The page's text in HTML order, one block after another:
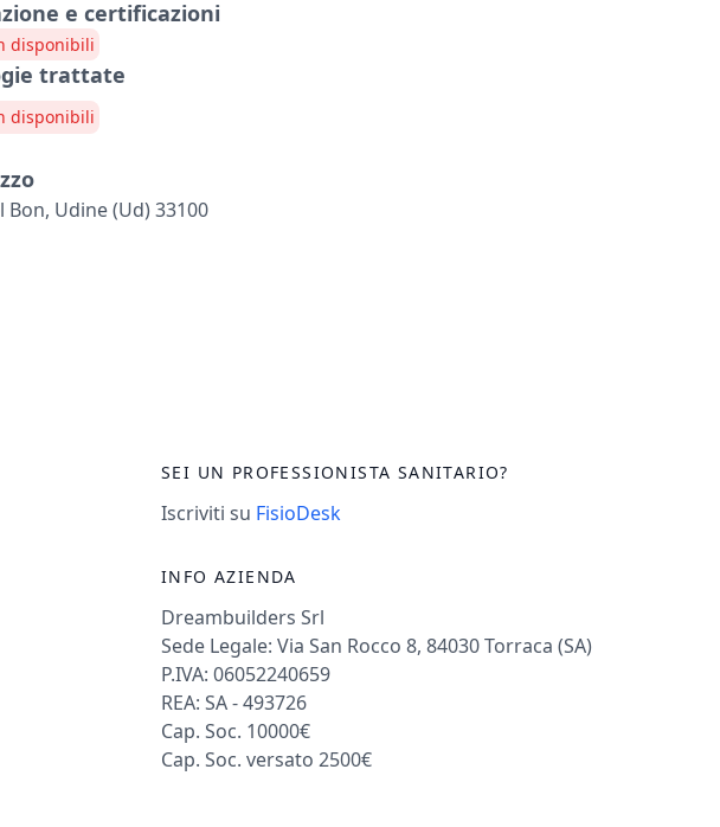
e certificazioni
disponibili
trattate
disponibili
Bon, Udine (ud) 33100
SEI UN PROFESSIONISTA SANITARIO?
Iscriviti su FisioDesk
INFO AZIENDA
Dreambuilders Srl
Sede Legale: Via San Rocco 8, 84030 Torraca (SA)
P.IVA: 06052240659
REA: SA - 493726
Cap. Soc. 10000€
Cap. Soc. versato 2500€